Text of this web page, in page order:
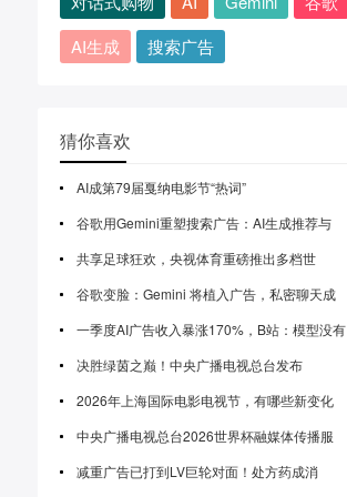
AI生成
搜索广告
猜你喜欢
AI成第79届戛纳电影节“热词”
谷歌用Gemini重塑搜索广告：AI生成推荐与
共享足球狂欢，央视体育重磅推出多档世
谷歌变脸：Gemini 将植入广告，私密聊天成
一季度AI广告收入暴涨170%，B站：模型没有
决胜绿茵之巅！中央广播电视总台发布
2026年上海国际电影电视节，有哪些新变化
中央广播电视总台2026世界杯融媒体传播服
减重广告已打到LV巨轮对面！处方药成消